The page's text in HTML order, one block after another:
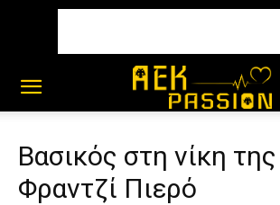
Βασικός στη νίκη
Φραντζί Πιερό